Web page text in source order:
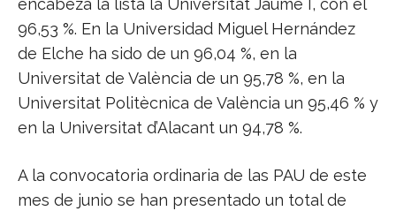
encabeza la lista la Universitat Jaume I, con el
96,53 %. En la Universidad Miguel Hernández
de Elche ha sido de un 96,04 %, en la
Universitat de València de un 95,78 %, en la
Universitat Politècnica de València un 95,46 % y
en la Universitat d’Alacant un 94,78 %.
A la convocatoria ordinaria de las PAU de este
mes de junio se han presentado un total de